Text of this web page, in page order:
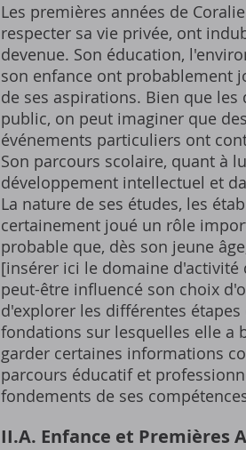
Les premières années de
respecter sa vie privée, ont
devenue. Son éducation,
son enfance ont probablement
de ses aspirations. Bien que
public, on peut imaginer que
événements particuliers ont
Son parcours scolaire, quant à
développement intellectuel et
La nature de ses études, les
certainement joué un rôle
probable que, dès son jeune
[insérer ici le domaine d'activité
peut-être influencé son choix
d'explorer les différentes
fondations sur lesquelles elle a
garder certaines informations
parcours éducatif et
fondements de ses
II.A. Enfance et Premières